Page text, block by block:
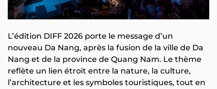
L’édition DIFF 2026 porte le message d’un
nouveau Da Nang, après la fusion de la ville de Da
Nang et de la province de Quang Nam. Le thème
reflète un lien étroit entre la nature, la culture,
l’architecture et les symboles touristiques, tout en